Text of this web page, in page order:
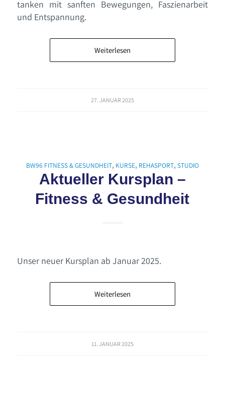
tanken mit sanften Bewegungen, Faszienarbeit
und Entspannung.
Weiterlesen
27. JANUAR 2025
BW96 FITNESS & GESUNDHEIT, KURSE, REHASPORT,STUDIO
Aktueller Kursplan –
Fitness & Gesundheit
Unser neuer Kursplan ab Januar 2025.
Weiterlesen
11. JANUAR 2025